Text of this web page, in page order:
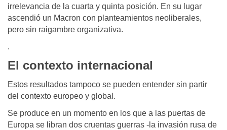
irrelevancia de la cuarta y quinta posición. En su lugar
ascendió un Macron con planteamientos neoliberales,
pero sin raigambre organizativa.
.
El contexto internacional
Estos resultados tampoco se pueden entender sin partir
del contexto europeo y global.
Se produce en un momento en los que a las puertas de
Europa se libran dos cruentas guerras -la invasión rusa de